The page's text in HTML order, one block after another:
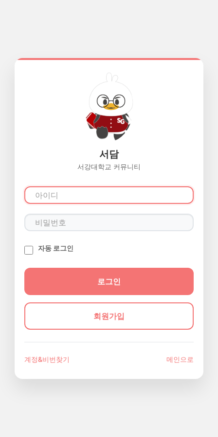
서담
서강대학교 커뮤니티
자동 로그인
회원가입
계정&비번찾기 메인으로